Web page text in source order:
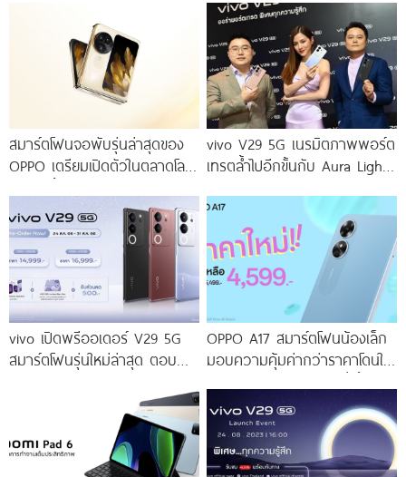
สมาร์ตโฟนจอพับรุ่นล่าสุดของ
OPPO เตรียมเปิดตัวในตลาดโลก
vivo V29 5G เนรมิตภาพพอร์ต
เทรตล้ำไปอีกขั้นกับ Aura Light
โดดเด่นด้วยสุนทรียศาสตร์แห่ง
vivo เปิดพรีออเดอร์ V29 5G
สมาร์ตโฟนรุ่นใหม่ล่าสุด ตอบ
ราคาเริ่มต้นเพียง 14,999 บาท
จัดเต็มกับโปรโมชันพิเศษก่อนใคร
OPPO A17 สมาร์ตโฟนน้องเล็ก
มอบความคุ้มค่ากว่าราคาโดนใจ
ราคาใหม่เพียง 4,599 บาท
เท่านั้น!